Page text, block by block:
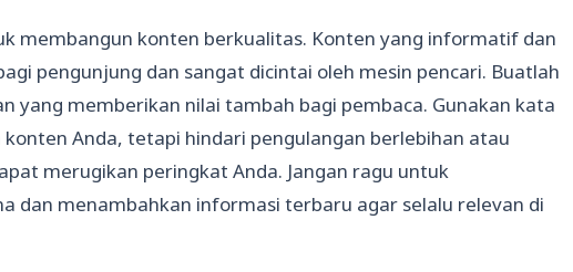
membangun konten berkualitas. Konten yang informatif dan
pengunjung dan sangat dicintai oleh mesin pencari. Buatlah
yang memberikan nilai tambah bagi pembaca. Gunakan kata
Anda, tetapi hindari pengulangan berlebihan atau
merugikan peringkat Anda. Jangan ragu untuk
dan menambahkan informasi terbaru agar selalu relevan di